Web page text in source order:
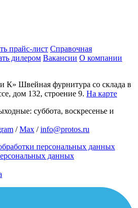
прайс-лист Справочная
дилером Вакансии О компании
К» Швейная фурнитура со склада в
дом 132, строение 9. На карте
суббота, воскресенье и
/Max /info@protos.ru
персональных данных
данных